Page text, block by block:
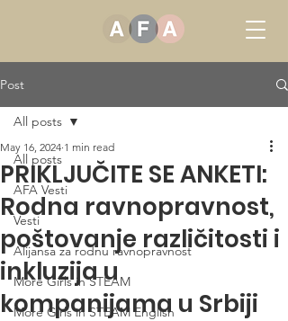
Post
All posts
AFA Vesti
Vesti
Alijansa za rodnu ravnopravnost
More Girls in STEAM
More Girls in STEAM English
All posts
PRIKLJUČITE SE ANKETI:
Rodna ravnopravnost,
poštovanje različitosti i
inkluzija u
kompanijama u Srbiji
May 16, 2024 1 min read